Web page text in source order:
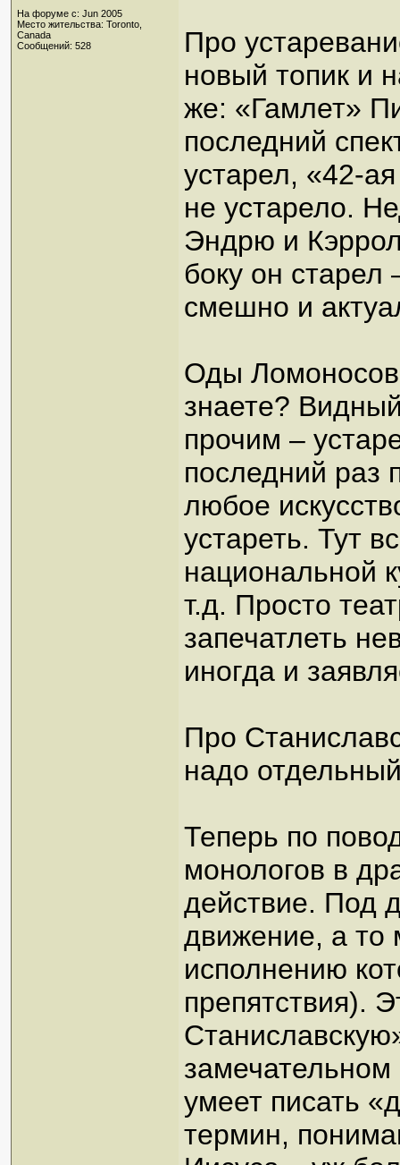
На форуме с: Jun 2005
Место жительства: Toronto,
Canada
Сообщений: 528
Про
новый топик и
же: «Гамлет»
последний
устарел, «42-
не устарело.
Эндрю и
боку он
смешно и
Оды
знаете?
прочим –
последний раз
любое
устареть. Тут
национальной
т.д. Просто
запечатлеть
иногда и
Про
надо
Теперь по
монологов в
действие. Под
движение, а то
исполнению
препятствия).
умеет писать
термин,